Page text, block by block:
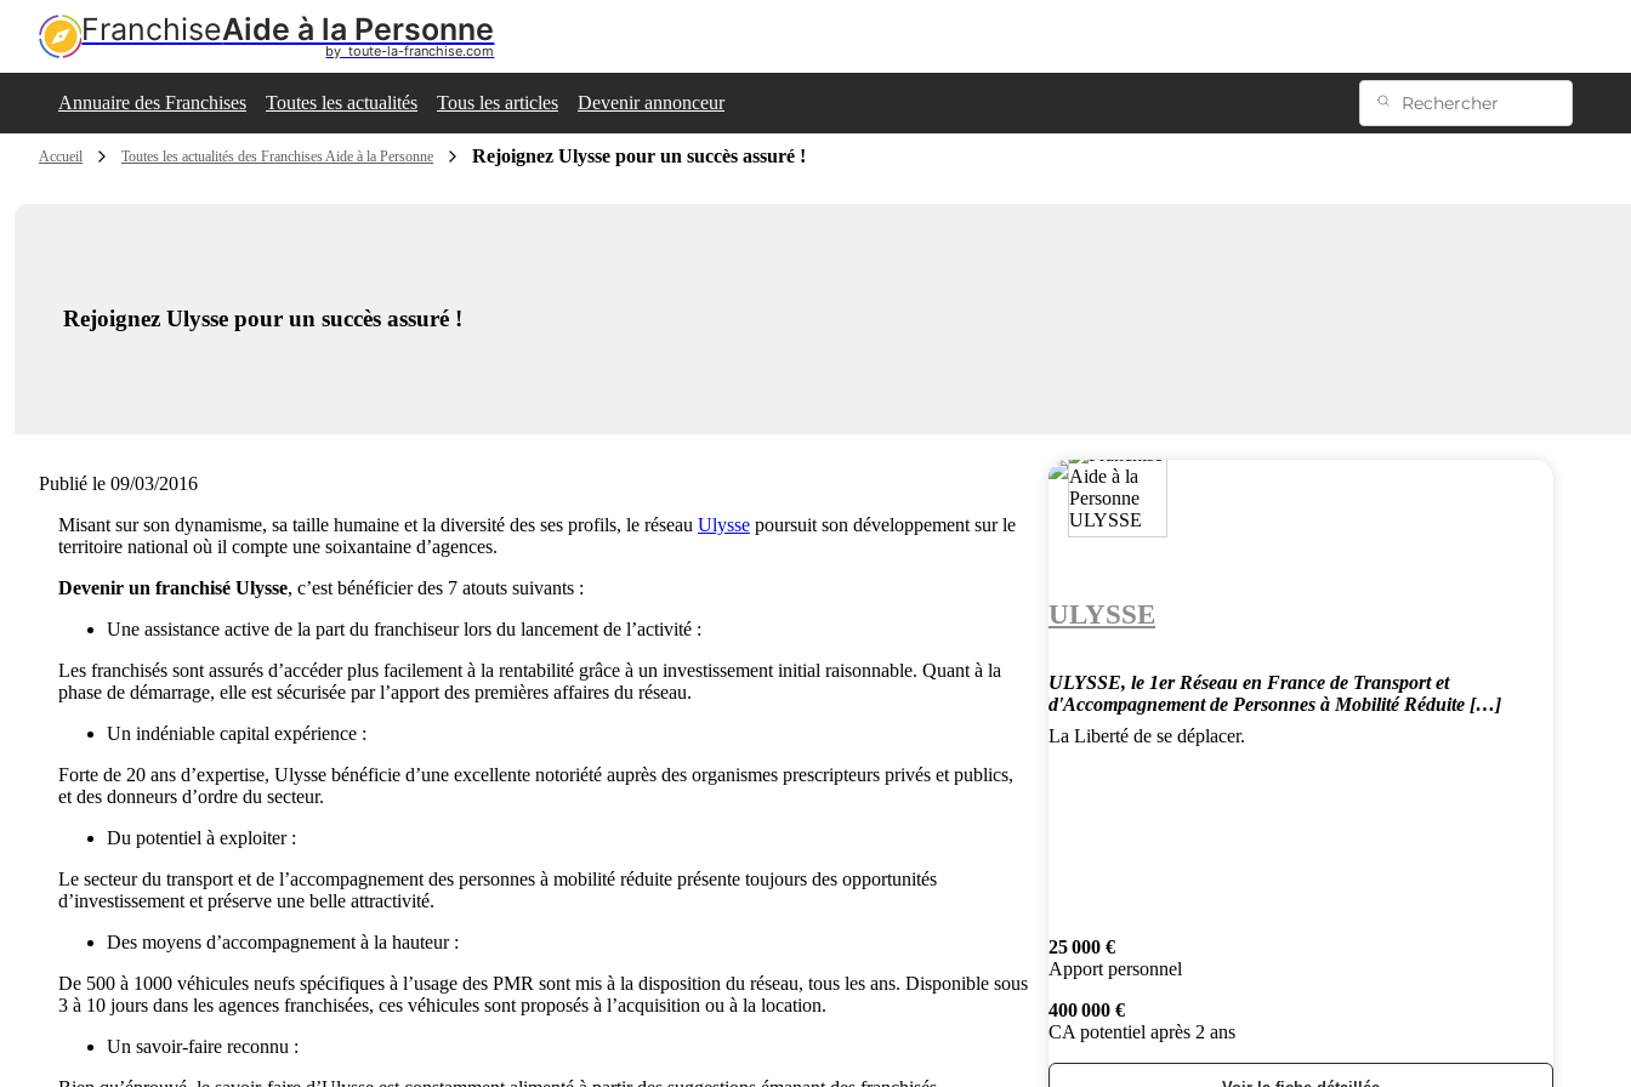
FranchiseAide à la Personne
by  toute-la-franchise.com
Annuaire des Franchises Toutes les actualités Tous les articles Devenir annonceur
Accueil Toutes les actualités des Franchises Aide à la Personne Rejoignez Ulysse pour un succès assuré !
Rejoignez Ulysse pour un succès assuré !
Publié le 09/03/2016
Misant sur son dynamisme, sa taille humaine et la diversité des ses profils, le réseau Ulysse poursuit son développement sur le
territoire national où il compte une soixantaine d’agences.
Devenir un franchisé Ulysse, c’est bénéficier des 7 atouts suivants :
Une assistance active de la part du franchiseur lors du lancement de l’activité :
Les franchisés sont assurés d’accéder plus facilement à la rentabilité grâce à un investissement initial raisonnable. Quant à la
phase de démarrage, elle est sécurisée par l’apport des premières affaires du réseau.
Un indéniable capital expérience :
Forte de 20 ans d’expertise, Ulysse bénéficie d’une excellente notoriété auprès des organismes prescripteurs privés et publics,
et des donneurs d’ordre du secteur.
Du potentiel à exploiter :
Le secteur du transport et de l’accompagnement des personnes à mobilité réduite présente toujours des opportunités
d’investissement et préserve une belle attractivité.
Des moyens d’accompagnement à la hauteur :
De 500 à 1000 véhicules neufs spécifiques à l’usage des PMR sont mis à la disposition du réseau, tous les ans. Disponible sous
3 à 10 jours dans les agences franchisées, ces véhicules sont proposés à l’acquisition ou à la location.
Un savoir-faire reconnu :
ULYSSE
ULYSSE, le 1er Réseau en France de Transport et
d'Accompagnement de Personnes à Mobilité Réduite […]
La Liberté de se déplacer.
25 000 €
Apport personnel
400 000 €
CA potentiel après 2 ans